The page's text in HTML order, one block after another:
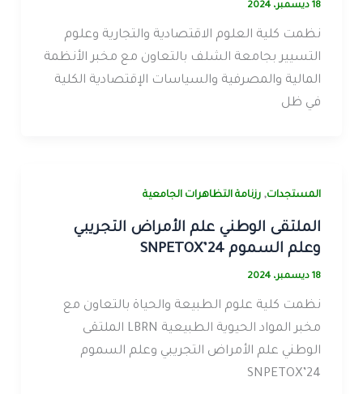
18 ديسمبر، 2024
نظمت كلية العلوم الاقتصادية والتجارية وعلوم
التسيير بجامعة الشلف بالتعاون مع مخبر الأنظمة
المالية والمصرفية والسياسات الإقتصادية الكلية
في ظل
المستجدات, رزنامة التظاهرات الجامعية
الملتقى الوطني علم الأمراض التجريبي
وعلم السموم SNPETOX’24
18 ديسمبر، 2024
نظمت كلية علوم الطبيعة والحياة بالتعاون مع
مخبر المواد الحيوية الطبيعية LBRN الملتقى
الوطني علم الأمراض التجريبي وعلم السموم
SNPETOX’24